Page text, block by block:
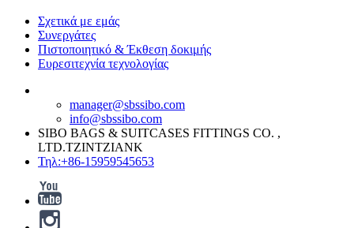
Σχετικά με εμάς
Συνεργάτες
Πιστοποιητικό & Έκθεση δοκιμής
Ευρεσιτεχνία τεχνολογίας
manager@sbssibo.com
info@sbssibo.com
SIBO BAGS & SUITCASES FITTINGS CO. ,
LTD.ΤΖΙΝΤΖΙΑΝΚ
Τηλ:+86-15959545653